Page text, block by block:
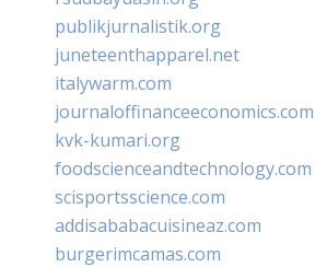
publikjurnalistik.org
juneteenthapparel.net
italywarm.com
journaloffinanceeconomics.com
kvk-kumari.org
foodscienceandtechnology.com
scisportsscience.com
addisababacuisineaz.com
burgerimcamas.com